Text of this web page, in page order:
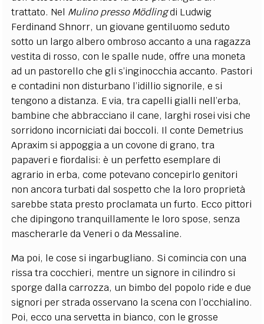
trattato. Nel Mulino presso Mödlingdi Ludwig
Ferdinand Shnorr, un giovane gentiluomo seduto
sotto un largo albero ombroso accanto a una ragazza
vestita di rosso, con le spalle nude, offre una moneta
ad un pastorello che gli s’inginocchia accanto. Pastori
e contadini non disturbano l’idillio signorile, e si
tengono a distanza. E via, tra capelli gialli nell’erba,
bambine che abbracciano il cane, larghi rosei visi che
sorridono incorniciati dai boccoli. Il conte Demetrius
Apraxim si appoggia a un covone di grano, tra
papaveri e fiordalisi: è un perfetto esemplare di
agrario in erba, come potevano concepirlo genitori
non ancora turbati dal sospetto che la loro proprietà
sarebbe stata presto proclamata un furto. Ecco pittori
che dipingono tranquillamente le loro spose, senza
mascherarle da Veneri o da Messaline.
Ma poi, le cose si ingarbugliano. Si comincia con una
rissa tra cocchieri, mentre un signore in cilindro si
sporge dalla carrozza, un bimbo del popolo ride e due
signori per strada osservano la scena con l’occhialino.
Poi, ecco una servetta in bianco, con le grosse